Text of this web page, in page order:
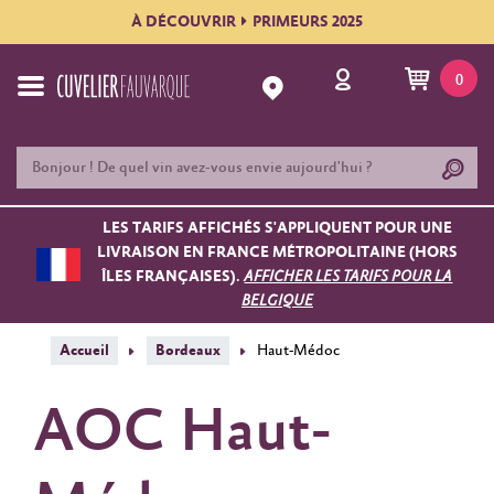
À DÉCOUVRIR PRIMEURS 2025
0
LES TARIFS AFFICHÉS S'APPLIQUENT POUR UNE
LIVRAISON EN FRANCE MÉTROPOLITAINE (HORS
ÎLES FRANÇAISES).AFFICHER LES TARIFS POUR LA
BELGIQUE
Accueil Bordeaux Haut-Médoc
AOC Haut-